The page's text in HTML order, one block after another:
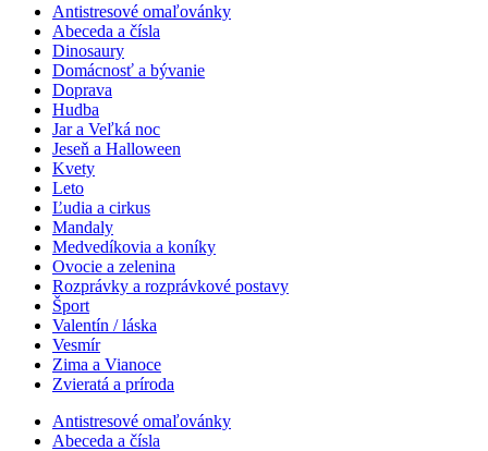
Antistresové omaľovánky
Abeceda a čísla
Dinosaury
Domácnosť a bývanie
Doprava
Hudba
Jar a Veľká noc
Jeseň a Halloween
Kvety
Leto
Ľudia a cirkus
Mandaly
Medvedíkovia a koníky
Ovocie a zelenina
Rozprávky a rozprávkové postavy
Šport
Valentín / láska
Vesmír
Zima a Vianoce
Zvieratá a príroda
Antistresové omaľovánky
Abeceda a čísla